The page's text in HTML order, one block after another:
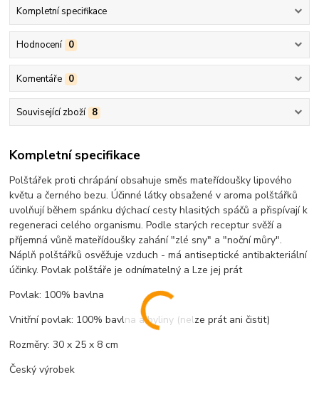
Kompletní specifikace
Hodnocení 0
Komentáře 0
Související zboží 8
Kompletní specifikace
Polštářek proti chrápání obsahuje směs mateřídoušky lipového
květu a černého bezu. Účinné látky obsažené v aroma polštářků
uvolňují během spánku dýchací cesty hlasitých spáčů a přispívají k
regeneraci celého organismu. Podle starých receptur svěží a
příjemná vůně mateřídoušky zahání "zlé sny" a "noční můry".
Náplň polštářků osvěžuje vzduch - má antiseptické antibakteriální
účinky. Povlak polštáře je odnímatelný a Lze jej prát
Povlak: 100% bavlna
Vnitřní povlak: 100% bavlna a byliny (nelze prát ani čistit)
Rozměry: 30 x 25 x 8 cm
Český výrobek